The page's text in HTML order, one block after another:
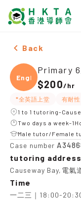
Male Primary
Back
Engli
Primary
$200/hr
*全英語上堂 有耐性
1 to 1 tutoring-
Two days a week-
Male tutor/Female
Case number
tutoring address
Causeway Bay,電氣
Time
一二三｜18:00-